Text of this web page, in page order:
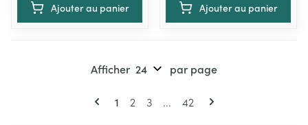
Ajouter au panier Ajouter au panier
Vous lisez actuellement la page
1 Page
2 Page
3 ... Page
42
Afficher par page